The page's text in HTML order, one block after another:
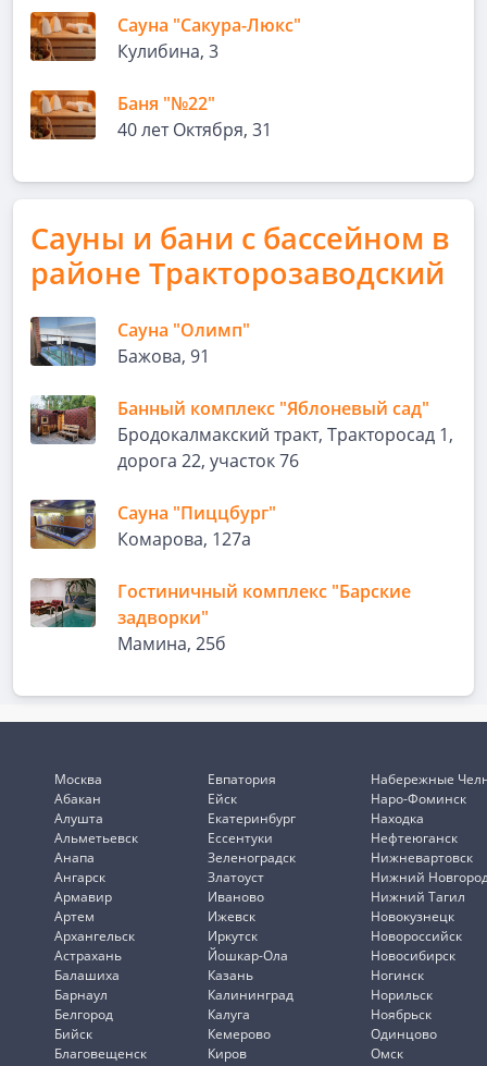
Сауна "Сакура-Люкс"
Кулибина, 3
Баня "№22"
40 лет Октября, 31
Сауны и бани с бассейном в
районе Тракторозаводский
Сауна "Олимп"
Бажова, 91
Банный комплекс "Яблоневый сад"
Бродокалмакский тракт, Тракторосад 1,
дорога 22, участок 76
Сауна "Пиццбург"
Комарова, 127а
Гостиничный комплекс "Барские
задворки"
Мамина, 25б
Москва
Абакан
Алушта
Альметьевск
Анапа
Ангарск
Армавир
Артем
Архангельск
Астрахань
Балашиха
Барнаул
Белгород
Бийск
Благовещенск
Евпатория
Ейск
Екатеринбург
Ессентуки
Зеленоградск
Златоуст
Иваново
Ижевск
Иркутск
Йошкар-Ола
Казань
Калининград
Калуга
Кемерово
Киров
Набережные
Наро-Фоминск
Находка
Нефтеюганск
Нижневартовск
Нижний
Нижний Тагил
Новокузнецк
Новороссийск
Новосибирск
Ногинск
Норильск
Ноябрьск
Одинцово
Омск